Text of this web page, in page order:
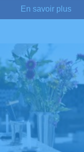
En savoir plus